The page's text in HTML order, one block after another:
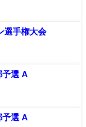
選手権大会
予選 A
予選 A